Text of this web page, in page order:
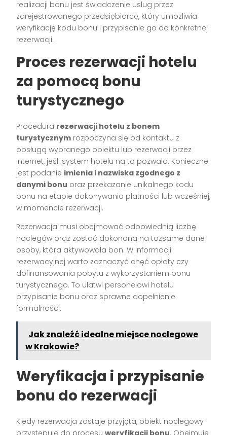
realizacji bonu jest świadczenie usług przez
zarejestrowanego przedsiębiorcę, który umożliwia
weryfikację kodu bonu i przypisanie go do konkretnej
rezerwacji.
Proces rezerwacji hotelu
za pomocą bonu
turystycznego
Procedura rezerwacji hotelu z bonem
turystycznym rozpoczyna się od kontaktu z
obsługą wybranego obiektu lub rezerwacji przez
internet, jeśli system hotelu na to pozwala. Konieczne
jest podanie imienia i nazwiska zgodnego z
danymi bonu oraz przekazanie unikalnego kodu
bonu na etapie dokonywania płatności lub wcześniej,
w momencie rezerwacji.
Rezerwacja musi obejmować odpowiednią liczbę
noclegów oraz zostać dokonana na tożsame dane
osoby, która aktywowała bon. W informacji
rezerwacyjnej warto zaznaczyć chęć opłaty czy
dofinansowania pobytu z wykorzystaniem bonu
turystycznego. To ułatwi personelowi hotelu
przypisanie bonu oraz sprawne dopełnienie
formalności.
Jak znaleźć idealne miejsce noclegowe
w Krakowie?
Weryfikacja i przypisanie
bonu do rezerwacji
Kiedy rezerwacja zostaje przyjęta, obiekt noclegowy
przystępuje do procesuweryfikacji bonu. Obejmuje